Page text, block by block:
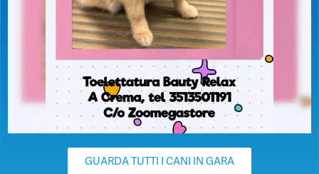
GUARDA TUTTI I CANI IN GARA